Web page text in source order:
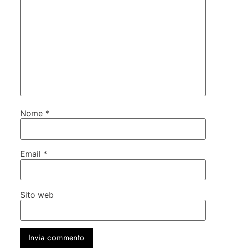
Nome *
Email *
Sito web